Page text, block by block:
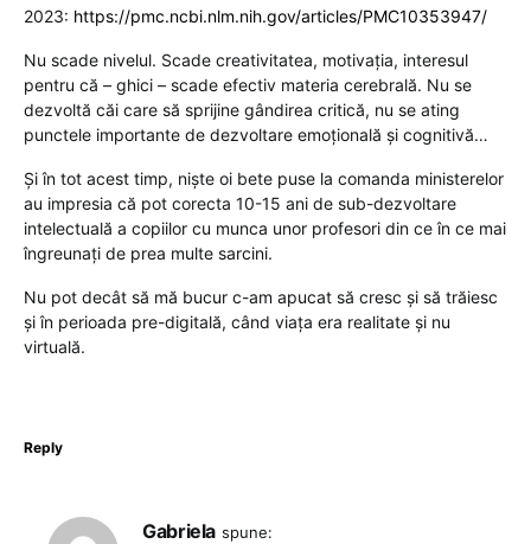
2023: https://pmc.ncbi.nlm.nih.gov/articles/PMC10353947/
Nu scade nivelul. Scade creativitatea, motivația, interesul
pentru că – ghici – scade efectiv materia cerebrală. Nu se
dezvoltă căi care să sprijine gândirea critică, nu se ating
punctele importante de dezvoltare emoțională și cognitivă…
Și în tot acest timp, niște oi bete puse la comanda ministerelor
au impresia că pot corecta 10-15 ani de sub-dezvoltare
intelectuală a copiilor cu munca unor profesori din ce în ce mai
îngreunați de prea multe sarcini.
Nu pot decât să mă bucur c-am apucat să cresc și să trăiesc
și în perioada pre-digitală, când viața era realitate și nu
virtuală.
Reply
Gabriela spune: